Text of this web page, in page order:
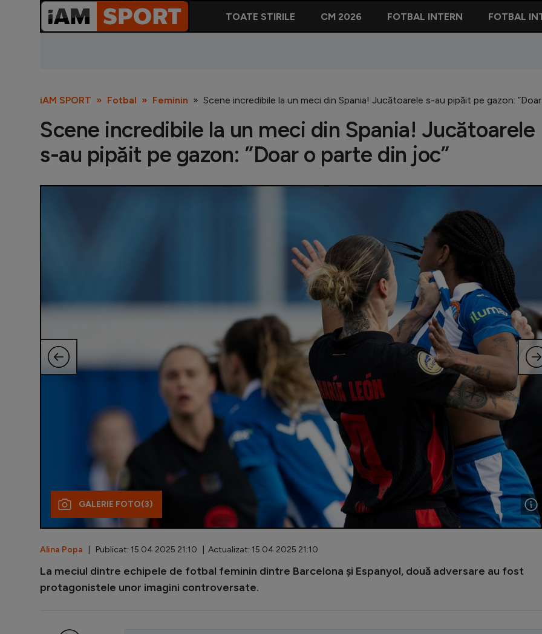
TOATE STIRILE CM 2026 FOTBAL INTERN FOTBAL
iAM SPORT Fotbal Feminin Scene incredibile la un meci din Spania! Jucătoarele s-au pipăit pe gazon:
Scene incredibile la un meci din Spania! Jucătoarele
s-au pipăit pe gazon: ”Doar o parte din joc”
GALERIE FOTO(3)
Alina Popa | Publicat: 15.04.2025 21:10 | Actualizat: 15.04.2025 21:10
La meciul dintre echipele de fotbal feminin dintre Barcelona și Espanyol, două adversare au fost
protagonistele unor imagini controversate.